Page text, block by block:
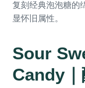
复刻经典泡泡糖的
显怀旧属性。
Sour
Candy